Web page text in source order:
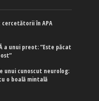
cercetătorii în APA
a unui preot: ”Este păcat
unui cunoscut neurolog:
o boală mintală